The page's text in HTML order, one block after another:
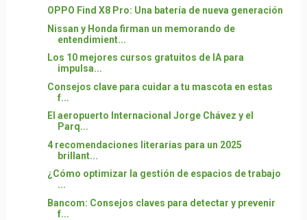
OPPO Find X8 Pro: Una batería de nueva generación
Nissan y Honda firman un memorando de
entendimient...
Los 10 mejores cursos gratuitos de IA para
impulsa...
Consejos clave para cuidar a tu mascota en estas
f...
El aeropuerto Internacional Jorge Chávez y el
Parq...
4 recomendaciones literarias para un 2025
brillant...
¿Cómo optimizar la gestión de espacios de trabajo
...
Bancom: Consejos claves para detectar y prevenir
f...